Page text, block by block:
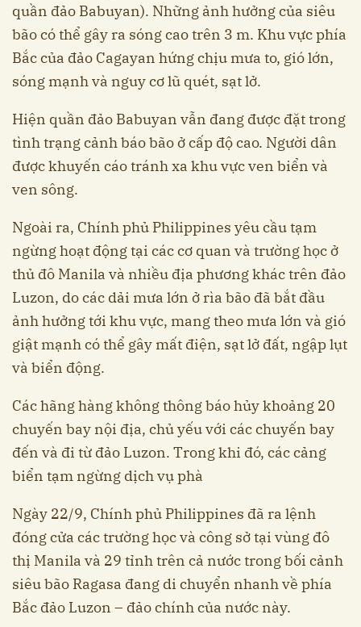
quần đảo Babuyan). Những ảnh hưởng của siêu
bão có thể gây ra sóng cao trên 3 m. Khu vực phía
Bắc của đảo Cagayan hứng chịu mưa to, gió lớn,
sóng mạnh và nguy cơ lũ quét, sạt lở.
Hiện quần đảo Babuyan vẫn đang được đặt trong
tình trạng cảnh báo bão ở cấp độ cao. Người dân
được khuyến cáo tránh xa khu vực ven biển và
ven sông.
Ngoài ra, Chính phủ Philippines yêu cầu tạm
ngừng hoạt động tại các cơ quan và trường học ở
thủ đô Manila và nhiều địa phương khác trên đảo
Luzon, do các dải mưa lớn ở rìa bão đã bắt đầu
ảnh hưởng tới khu vực, mang theo mưa lớn và gió
giật mạnh có thể gây mất điện, sạt lở đất, ngập lụt
và biển động.
Các hãng hàng không thông báo hủy khoảng 20
chuyến bay nội địa, chủ yếu với các chuyến bay
đến và đi từ đảo Luzon. Trong khi đó, các cảng
biển tạm ngừng dịch vụ phà
Ngày 22/9, Chính phủ Philippines đã ra lệnh
đóng cửa các trường học và công sở tại vùng đô
thị Manila và 29 tỉnh trên cả nước trong bối cảnh
siêu bão Ragasa đang di chuyển nhanh về phía
Bắc đảo Luzon – đảo chính của nước này.